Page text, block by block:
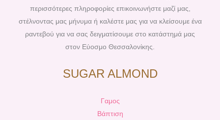
περισσότερες πληροφορίες επικοινωνήστε μαζί μας,
στέλνοντας μας μήνυμα ή καλέστε μας για να κλείσουμε ένα
ραντεβού για να σας δειγματίσουμε στο κατάστημά μας
στον Εύοσμο Θεσσαλονίκης.
SUGAR ALMOND
Γαμος
Βάπτιση